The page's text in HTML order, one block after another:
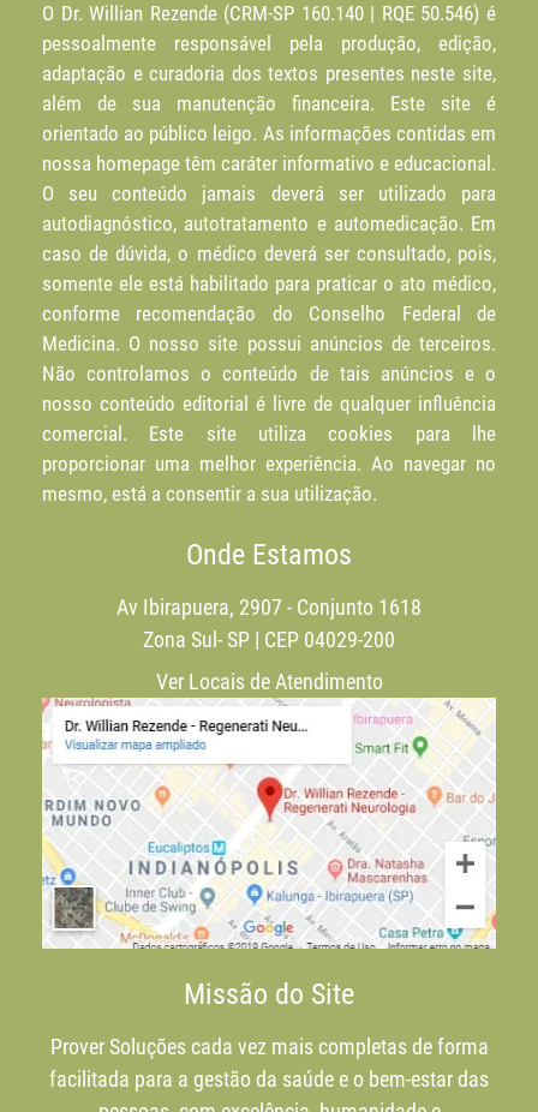
O Dr. Willian Rezende (CRM-SP 160.140 | RQE 50.546) é
pessoalmente responsável pela produção, edição,
adaptação e curadoria dos textos presentes neste site,
além de sua manutenção financeira. Este site é
orientado ao público leigo. As informações contidas em
nossa homepage têm caráter informativo e educacional.
O seu conteúdo jamais deverá ser utilizado para
autodiagnóstico, autotratamento e automedicação. Em
caso de dúvida, o médico deverá ser consultado, pois,
somente ele está habilitado para praticar o ato médico,
conforme recomendação do Conselho Federal de
Medicina. O nosso site possui anúncios de terceiros.
Não controlamos o conteúdo de tais anúncios e o
nosso conteúdo editorial é livre de qualquer influência
comercial. Este site utiliza cookies para lhe
proporcionar uma melhor experiência. Ao navegar no
mesmo, está a consentir a sua utilização.
Onde Estamos
Av Ibirapuera, 2907 - Conjunto 1618
Zona Sul- SP | CEP 04029-200
Ver Locais de Atendimento
Missão do Site
Prover Soluções cada vez mais completas de forma
facilitada para a gestão da saúde e o bem-estar das